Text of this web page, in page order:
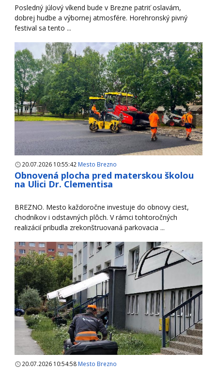
Posledný júlový víkend bude v Brezne patriť oslavám,
dobrej hudbe a výbornej atmosfére. Horehronský pivný
festival sa tento ...
20.07.2026 10:55:42 Mesto Brezno
Obnovená plocha pred materskou školou
na Ulici Dr. Clementisa
BREZNO. Mesto každoročne investuje do obnovy ciest,
chodníkov i odstavných plôch. V rámci tohtoročných
realizácií pribudla zrekonštruovaná parkovacia ...
20.07.2026 10:54:58 Mesto Brezno